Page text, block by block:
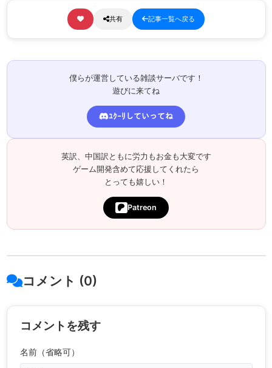
共有 記事一覧へ戻る
僕らが運営している雑談サーバです！
遊びに来てね
ﾕｸｰﾘしていってね
英訳、中国訳ともに労力もお金も大変です
ゲーム開発含めて応援してくれたら
とっても嬉しい！
Patreon
コメント (0)
コメントを残す
名前（省略可）